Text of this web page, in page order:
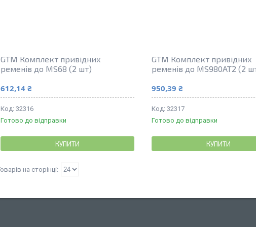
GTM Комплект привідних
ременів до MS68 (2 шт)
612,14 ₴
32316
Готово до відправки
КУПИТИ
GTM Комплект привідних
ременів до MS980AT2 (2
950,39 ₴
32317
Готово до відправки
КУПИТИ